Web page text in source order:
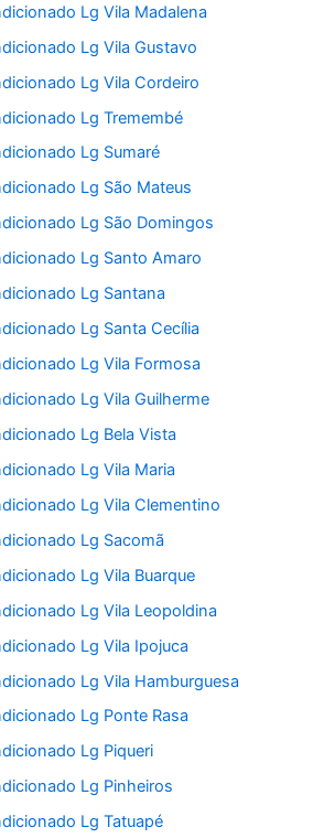
Lg Vila Madalena
Lg Vila Gustavo
Lg Vila Cordeiro
Lg Tremembé
Lg Sumaré
Lg São Mateus
Lg São Domingos
Lg Santo Amaro
Lg Santana
Lg Santa Cecília
Lg Vila Formosa
Lg Vila Guilherme
Lg Bela Vista
Lg Vila Maria
Lg Vila Clementino
Lg Sacomã
Lg Vila Buarque
Lg Vila Leopoldina
Lg Vila Ipojuca
Lg Vila Hamburguesa
Lg Ponte Rasa
Lg Piqueri
Lg Pinheiros
Lg Tatuapé